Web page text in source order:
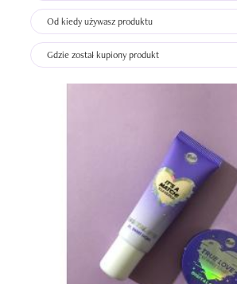
Od kiedy używasz produktu
Gdzie został kupiony produkt